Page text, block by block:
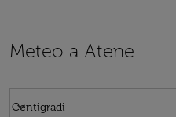
Meteo a Atene
Centigradi
keyboard_arrow_down